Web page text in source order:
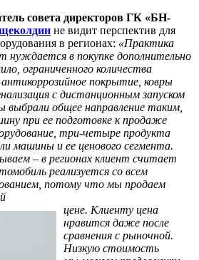
совета директоров ГК «БН-
не видит перспектив для
в регионах: «Практика
нуждается в покупке дополнительно
ограниченного количества
покрытие, ковры
с дистанционным запуском
общее направление таким,
при ее подготовке к продаже
три-четыре продукта
машины и ее ценового сегмента.
– в регионах клиент считает
реализуется со всем
потому что мы продаем
цене. Клиенту цена
нравится даже после
сравнения с рыночной.
Низкую стоимость